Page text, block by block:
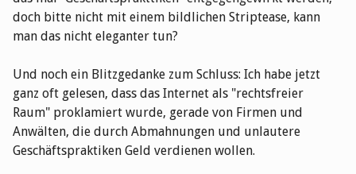
doch bitte nicht mit einem bildlichen Striptease, kann
man das nicht eleganter tun?
Und noch ein Blitzgedanke zum Schluss: Ich habe jetzt
ganz oft gelesen, dass das Internet als "rechtsfreier
Raum" proklamiert wurde, gerade von Firmen und
Anwälten, die durch Abmahnungen und unlautere
Geschäftspraktiken Geld verdienen wollen.